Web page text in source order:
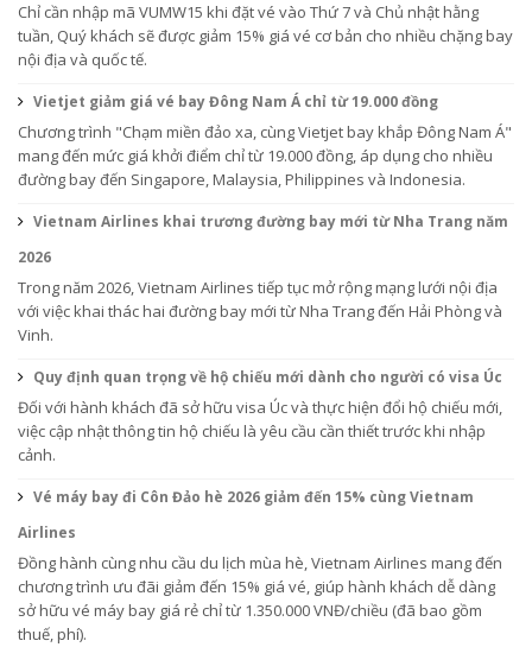
Chỉ cần nhập mã VUMW15 khi đặt vé vào Thứ 7 và Chủ nhật hằng
tuần, Quý khách sẽ được giảm 15% giá vé cơ bản cho nhiều chặng bay
nội địa và quốc tế.
Vietjet giảm giá vé bay Đông Nam Á chỉ từ 19.000 đồng
Chương trình "Chạm miền đảo xa, cùng Vietjet bay khắp Đông Nam Á"
mang đến mức giá khởi điểm chỉ từ 19.000 đồng, áp dụng cho nhiều
đường bay đến Singapore, Malaysia, Philippines và Indonesia.
Vietnam Airlines khai trương đường bay mới từ Nha Trang năm
2026
Trong năm 2026, Vietnam Airlines tiếp tục mở rộng mạng lưới nội địa
với việc khai thác hai đường bay mới từ Nha Trang đến Hải Phòng và
Vinh.
Quy định quan trọng về hộ chiếu mới dành cho người có visa Úc
Đối với hành khách đã sở hữu visa Úc và thực hiện đổi hộ chiếu mới,
việc cập nhật thông tin hộ chiếu là yêu cầu cần thiết trước khi nhập
cảnh.
Vé máy bay đi Côn Đảo hè 2026 giảm đến 15% cùng Vietnam
Airlines
Đồng hành cùng nhu cầu du lịch mùa hè, Vietnam Airlines mang đến
chương trình ưu đãi giảm đến 15% giá vé, giúp hành khách dễ dàng
sở hữu vé máy bay giá rẻ chỉ từ 1.350.000 VNĐ/chiều (đã bao gồm
thuế, phí).